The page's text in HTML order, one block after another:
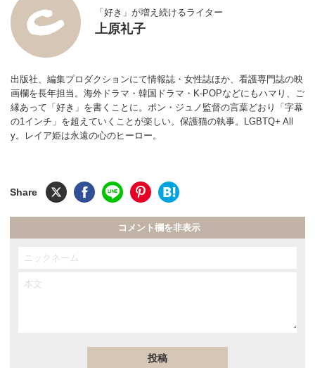
「好き」が増え続けるライター
上原礼子
出版社、編集プロダクションにて情報誌・女性誌ほか、看護専門誌の映
画欄を長年担当。海外ドラマ・韓国ドラマ・K-POPなどにもハマり、ご
縁あって「好き」を書くことに。ポン・ジュノ監督の言葉どおり「字幕
の1インチ」を超えていくことが楽しい。保護猫の執事。LGBTQ+ All
y。レイア姫は永遠の心のヒーロー。
コメント欄を非表示